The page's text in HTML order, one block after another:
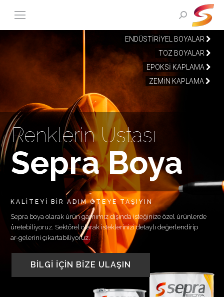
Search:
Sepra Boya
Renklerin Ustası
BİLGİ İÇİN BİZE ULAŞIN
Sepra boya olarak ürün gamımız dışında isteğinize özel ürünlerde
üretebiliyoruz. Sektörel olarak isteklerinizi detaylı değerlendirip
ar-gelerini çıkartabiliyoruz.
KALİTEYİ BİR ADIM ÖTEYE TAŞIYIN
ENDÜSTİRİYEL BOYALAR
TOZ BOYALAR
EPOKSİ KAPLAMA
ZEMİN KAPLAMA